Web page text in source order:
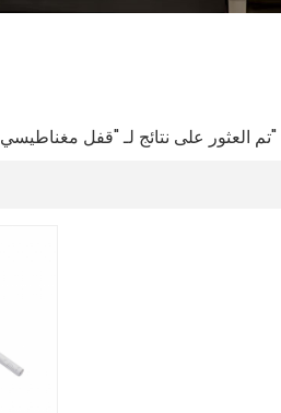
1 تم العثور على نتائج لـ "قفل مغناطيسي بلاستيكي يُفتح بالضغط"